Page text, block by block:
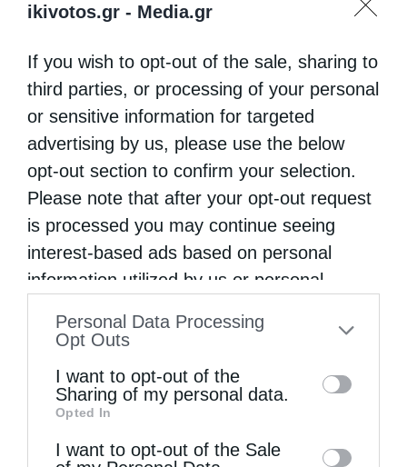
ikivotos.gr - Media.gr
If you wish to opt-out of the sale, sharing to
third parties, or processing of your personal
or sensitive information for targeted
advertising by us, please use the below
opt-out section to confirm your selection.
Please note that after your opt-out request
is processed you may continue seeing
interest-based ads based on personal
information utilized by us or personal
to your opt-out. You may separately opt-out
information by third parties on the IAB’s list
of downstream participants. This
information may also be disclosed by us to
Personal Data Processing
Opt Outs
I want to opt-out of the
Sharing of my personal data.
Opted In
I want to opt-out of the Sale